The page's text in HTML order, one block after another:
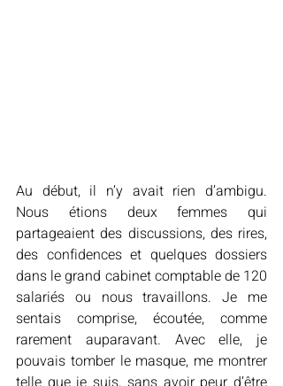
Au début, il n’y avait rien d’ambigu.
Nous étions deux femmes qui
partageaient des discussions, des rires,
des confidences et quelques dossiers
dans le grand cabinet comptable de 120
salariés ou nous travaillons. Je me
sentais comprise, écoutée, comme
rarement auparavant. Avec elle, je
pouvais tomber le masque, me montrer